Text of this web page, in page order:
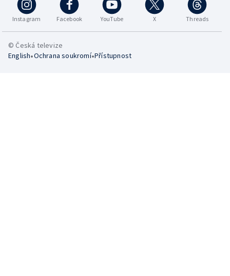
Instagram Facebook YouTube X Threads
© Česká televize
English•Ochrana soukromí•Přístupnost